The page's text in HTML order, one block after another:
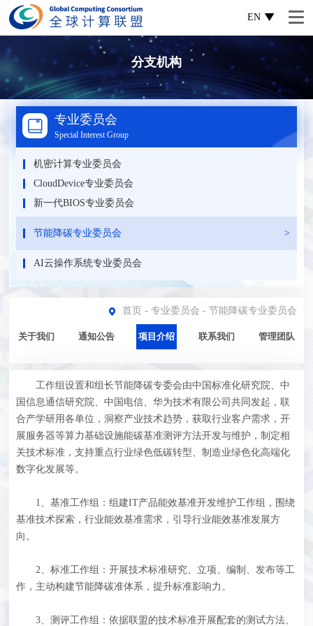
EN
分支机构
专业委员会
Special Interest Group
机密计算专业委员会
CloudDevice专业委员会
新一代BIOS专业委员会
节能降碳专业委员会
AI云操作系统专业委员会
首页 - 专业委员会 - 节能降碳专业委员会
关于我们 通知公告 项目介绍 联系我们 管理团队
工作组设置和组长节能降碳专委会由中国标准化研究院、中
国信息通信研究院、中国电信、华为技术有限公司共同发起，联
合产学研用各单位，洞察产业技术趋势，获取行业客户需求，开
展服务器等算力基础设施能碳基准测评方法开发与维护，制定相
关技术标准，支持重点行业绿色低碳转型、制造业绿色化高端化
数字化发展等。
1、基准工作组：组建IT产品能效基准开发维护工作组，围绕
基准技术探索，行业能效基准需求，引导行业能效基准发展方
向。
2、标准工作组：开展技术标准研究、立项、编制、发布等工
作，主动构建节能降碳准体系，提升标准影响力 。
3、测评工作组：依据联盟的技术标准开展配套的测试方法、